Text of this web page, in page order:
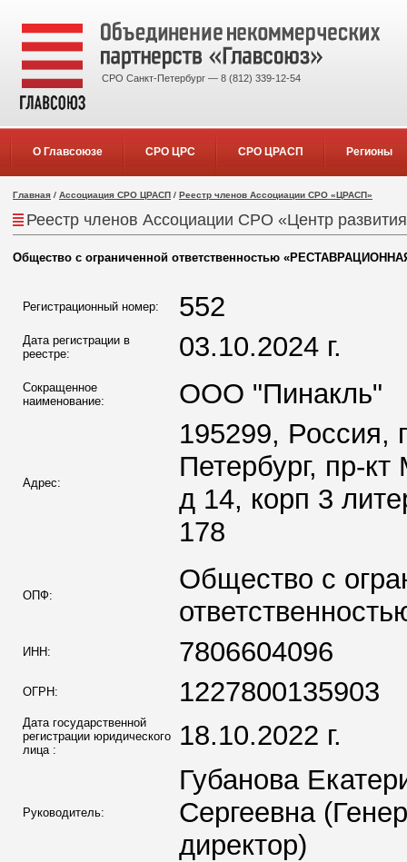
СРО Санкт-Петербург — 8 (812) 339-12-54
О Главсоюзе СРО ЦРС СРО ЦРАСП Регионы
Главная / Ассоциация СРО ЦРАСП / Реестр членов Ассоциации СРО «ЦРАСП»
Реестр членов Ассоциации СРО «Центр
Общество с ограниченной ответственностью
Регистрационный номер: 552
Дата регистрации в
реестре:
03.10.2024 г.
Сокращенное
наименование:
ООО "Пинакль"
Адрес:
195299, Россия,
Петербург, пр-
д 14, корп 3
178
ОПФ:
Общество с
ИНН: 7806604096
ОГРН: 1227800135903
Дата государственной
регистрации юридического
лица :
18.10.2022 г.
Руководитель:
Губанова
Сергеевна
директор)